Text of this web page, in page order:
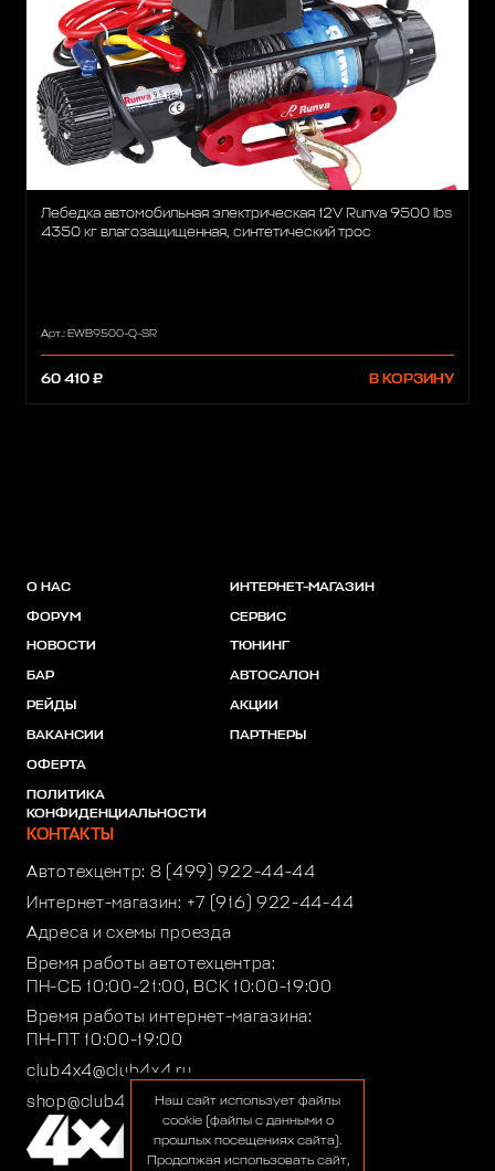
Лебедка автомобильная электрическая 12V Runva 9500 lbs
4350 кг влагозащищенная, синтетический трос
Арт.: EWB9500-Q-SR
60 410 ₽ В КОРЗИНУ
О НАС
ФОРУМ
НОВОСТИ
БАР
РЕЙДЫ
ВАКАНСИИ
ОФЕРТА
ПОЛИТИКА
КОНФИДЕНЦИАЛЬНОСТИ
ИНТЕРНЕТ-МАГАЗИН
СЕРВИС
ТЮНИНГ
АВТОСАЛОН
АКЦИИ
ПАРТНЕРЫ
КОНТАКТЫ
Автотехцентр: 8 (499) 922-44-44
Интернет-магазин: +7 (916) 922-44-44
Адреса и схемы проезда
Время работы автотехцентра:
ПН-СБ 10:00-21:00, ВСК 10:00-19:00
Время работы интернет-магазина:
ПН-ПТ 10:00-19:00
club4x4@club4x4.ru
shop@club4x4.ruНаш сайт использует файлы
cookie (файлы с данными о
прошлых посещениях сайта).
Продолжая использовать сайт,